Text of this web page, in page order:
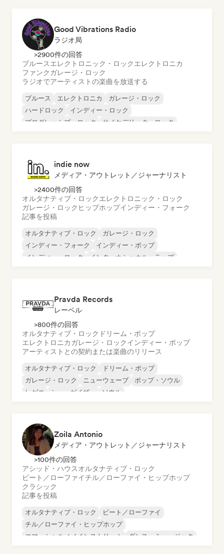
Good Vibrations Radio
ラジオ局
>2900件の回答
ブルースエレクトロニック・ロックエレクトロニカ
ファンクガレージ・ロック
ラジオでアーティストの楽曲を放送する
ブルース エレクトロニカ
ガレージ・ロック
ハードロック
インディー・ロック
プログレッシブ・ロック
サイケデリック・ロック
indie now
メディア・アウトレット／ジャーナリスト
>2400件の回答
オルタナティブ・ロックエレクトロニック・ロック
ガレージ・ロック ヒップホップインディー・フォーク
記事を投稿
オルタナティブ・ロック
ガレージ・ロック
インディー・フォーク
インディー・ポップ
インディー・ロック
インターナショナル・ラップ
Pravda Records
レーベル
>800件の回答
オルタナティブ・ロック ドリーム・ポップ
エレクトロニカガレージ・ロックインディー・ポップ
アーティストとの契約または楽曲のリリース
オルタナティブ・ロック
ドリーム・ポップ
ガレージ・ロック
ニューウェーブ
ポップ・ソウル
レゲエ
シューゲイザー ソウル
Zoila Antonio
メディア・アウトレット／ジャーナリスト
>100件の回答
アシッド・ハウスオルタナティブ・ロック
ビート／ローファイチル／ローファイ・ヒップホップ
クラシック
記事を投稿
オルタナティブ・ロック
ビート／ローファイ
チル／ローファイ・ヒップホップ
コマーシャル／メインストリーム
ダンス・ミュージック